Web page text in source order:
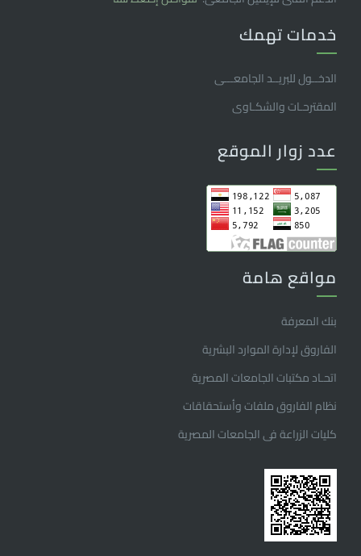
خدمات تهمك
الدخــول للبريــد الجامعـــى
المقترحـات والشكـاوى
عدد زوار الموقع
مواقع هامة
بنك المعرفة
الفاروق ﻹدارة الموارد البشرية
اتحـاد مكتبات الجامعات المصرية
نظام الفاروق ملفات وأستحقاقات
كليات الزراعة فى الجامعات المصرية